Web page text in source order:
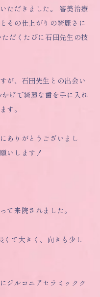
ただきました。 審美治療
その仕上がりの綺麗さに
だくたびに石田先生の技
が、石田先生との出会い
げで綺麗な歯を手に入れ
す。
ありがとうございまし
いします！
て来院されました。
くて大きく、向きも少し
ジルコニアセラミックク